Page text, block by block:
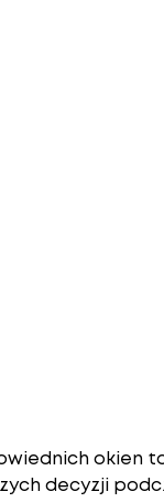
okien
decyzji